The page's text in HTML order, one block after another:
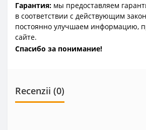
Гарантия: мы предоставляем
в соответствии с действующим
постоянно улучшаем информацию,
сайте.
Спасибо за понимание!
Recenzii (0)